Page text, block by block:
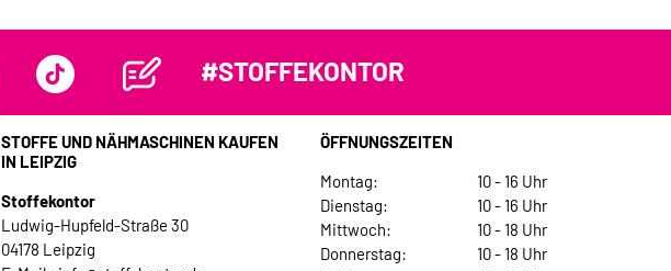
#STOFFEKONTOR
STOFFE UND NÄHMASCHINEN KAUFEN
IN LEIPZIG
Stoffekontor
Ludwig-Hupfeld-Straße 30
04178 Leipzig
ÖFFNUNGSZEITEN
Montag:
10 - 16 Uhr
Dienstag:
10 - 16 Uhr
Mittwoch:
10 - 18 Uhr
Donnerstag:
10 - 18 Uhr